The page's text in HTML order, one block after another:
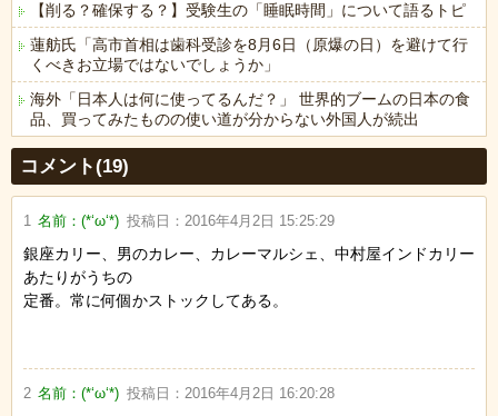
【削る？確保する？】受験生の「睡眠時間」について語るトピ
蓮舫氏「高市首相は歯科受診を8月6日（原爆の日）を避けて行
くべきお立場ではないでしょうか」
海外「日本人は何に使ってるんだ？」 世界的ブームの日本の食
品、買ってみたものの使い道が分からない外国人が続出
Powered by livedoor 相互RSS
コメント(19)
1 名前：(*‘ω‘*) 投稿日： 2016年4月2日 15:25:29
銀座カリー、男のカレー、カレーマルシェ、中村屋インドカリー
あたりがうちの
定番。常に何個かストックしてある。
2 名前：(*‘ω‘*) 投稿日： 2016年4月2日 16:20:28